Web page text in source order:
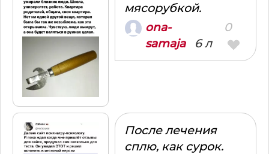
мясорубкой.
ona-
samaja6 л
0
После лечения
сплю, как сурок.